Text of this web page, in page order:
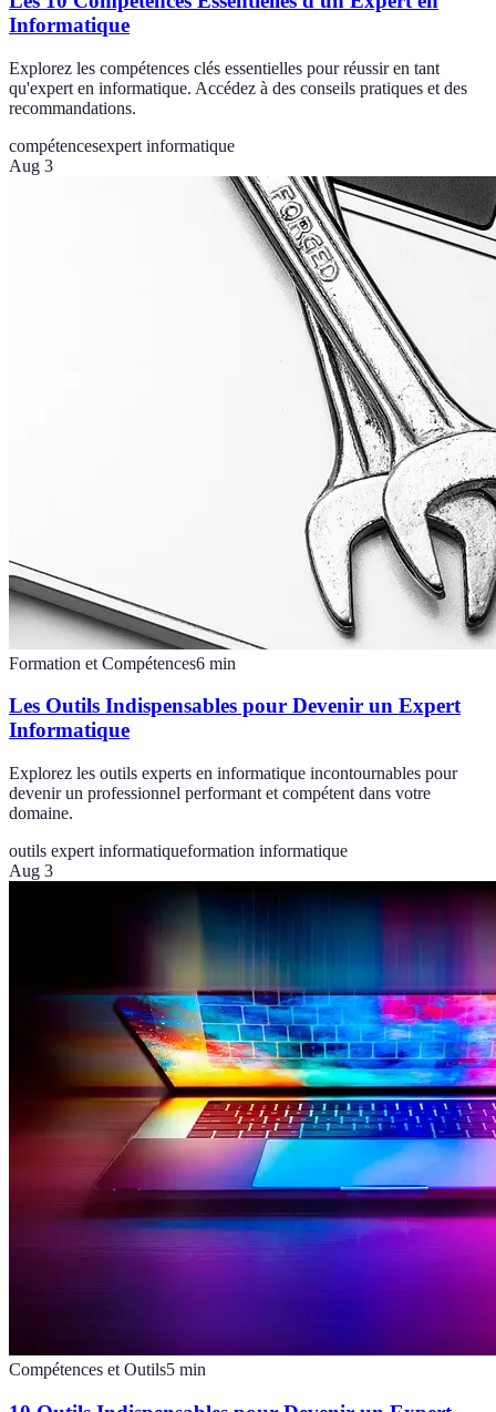
Informatique
Explorez les compétences clés essentielles pour réussir en tant
qu'expert en informatique. Accédez à des conseils pratiques et des
recommandations.
compétencesexpert informatique
Aug 3
Formation et Compétences6 min
Les Outils Indispensables pour Devenir un Expert
Informatique
Explorez les outils experts en informatique incontournables pour
devenir un professionnel performant et compétent dans votre
domaine.
outils expert informatiqueformation informatique
Aug 3
Compétences et Outils5 min